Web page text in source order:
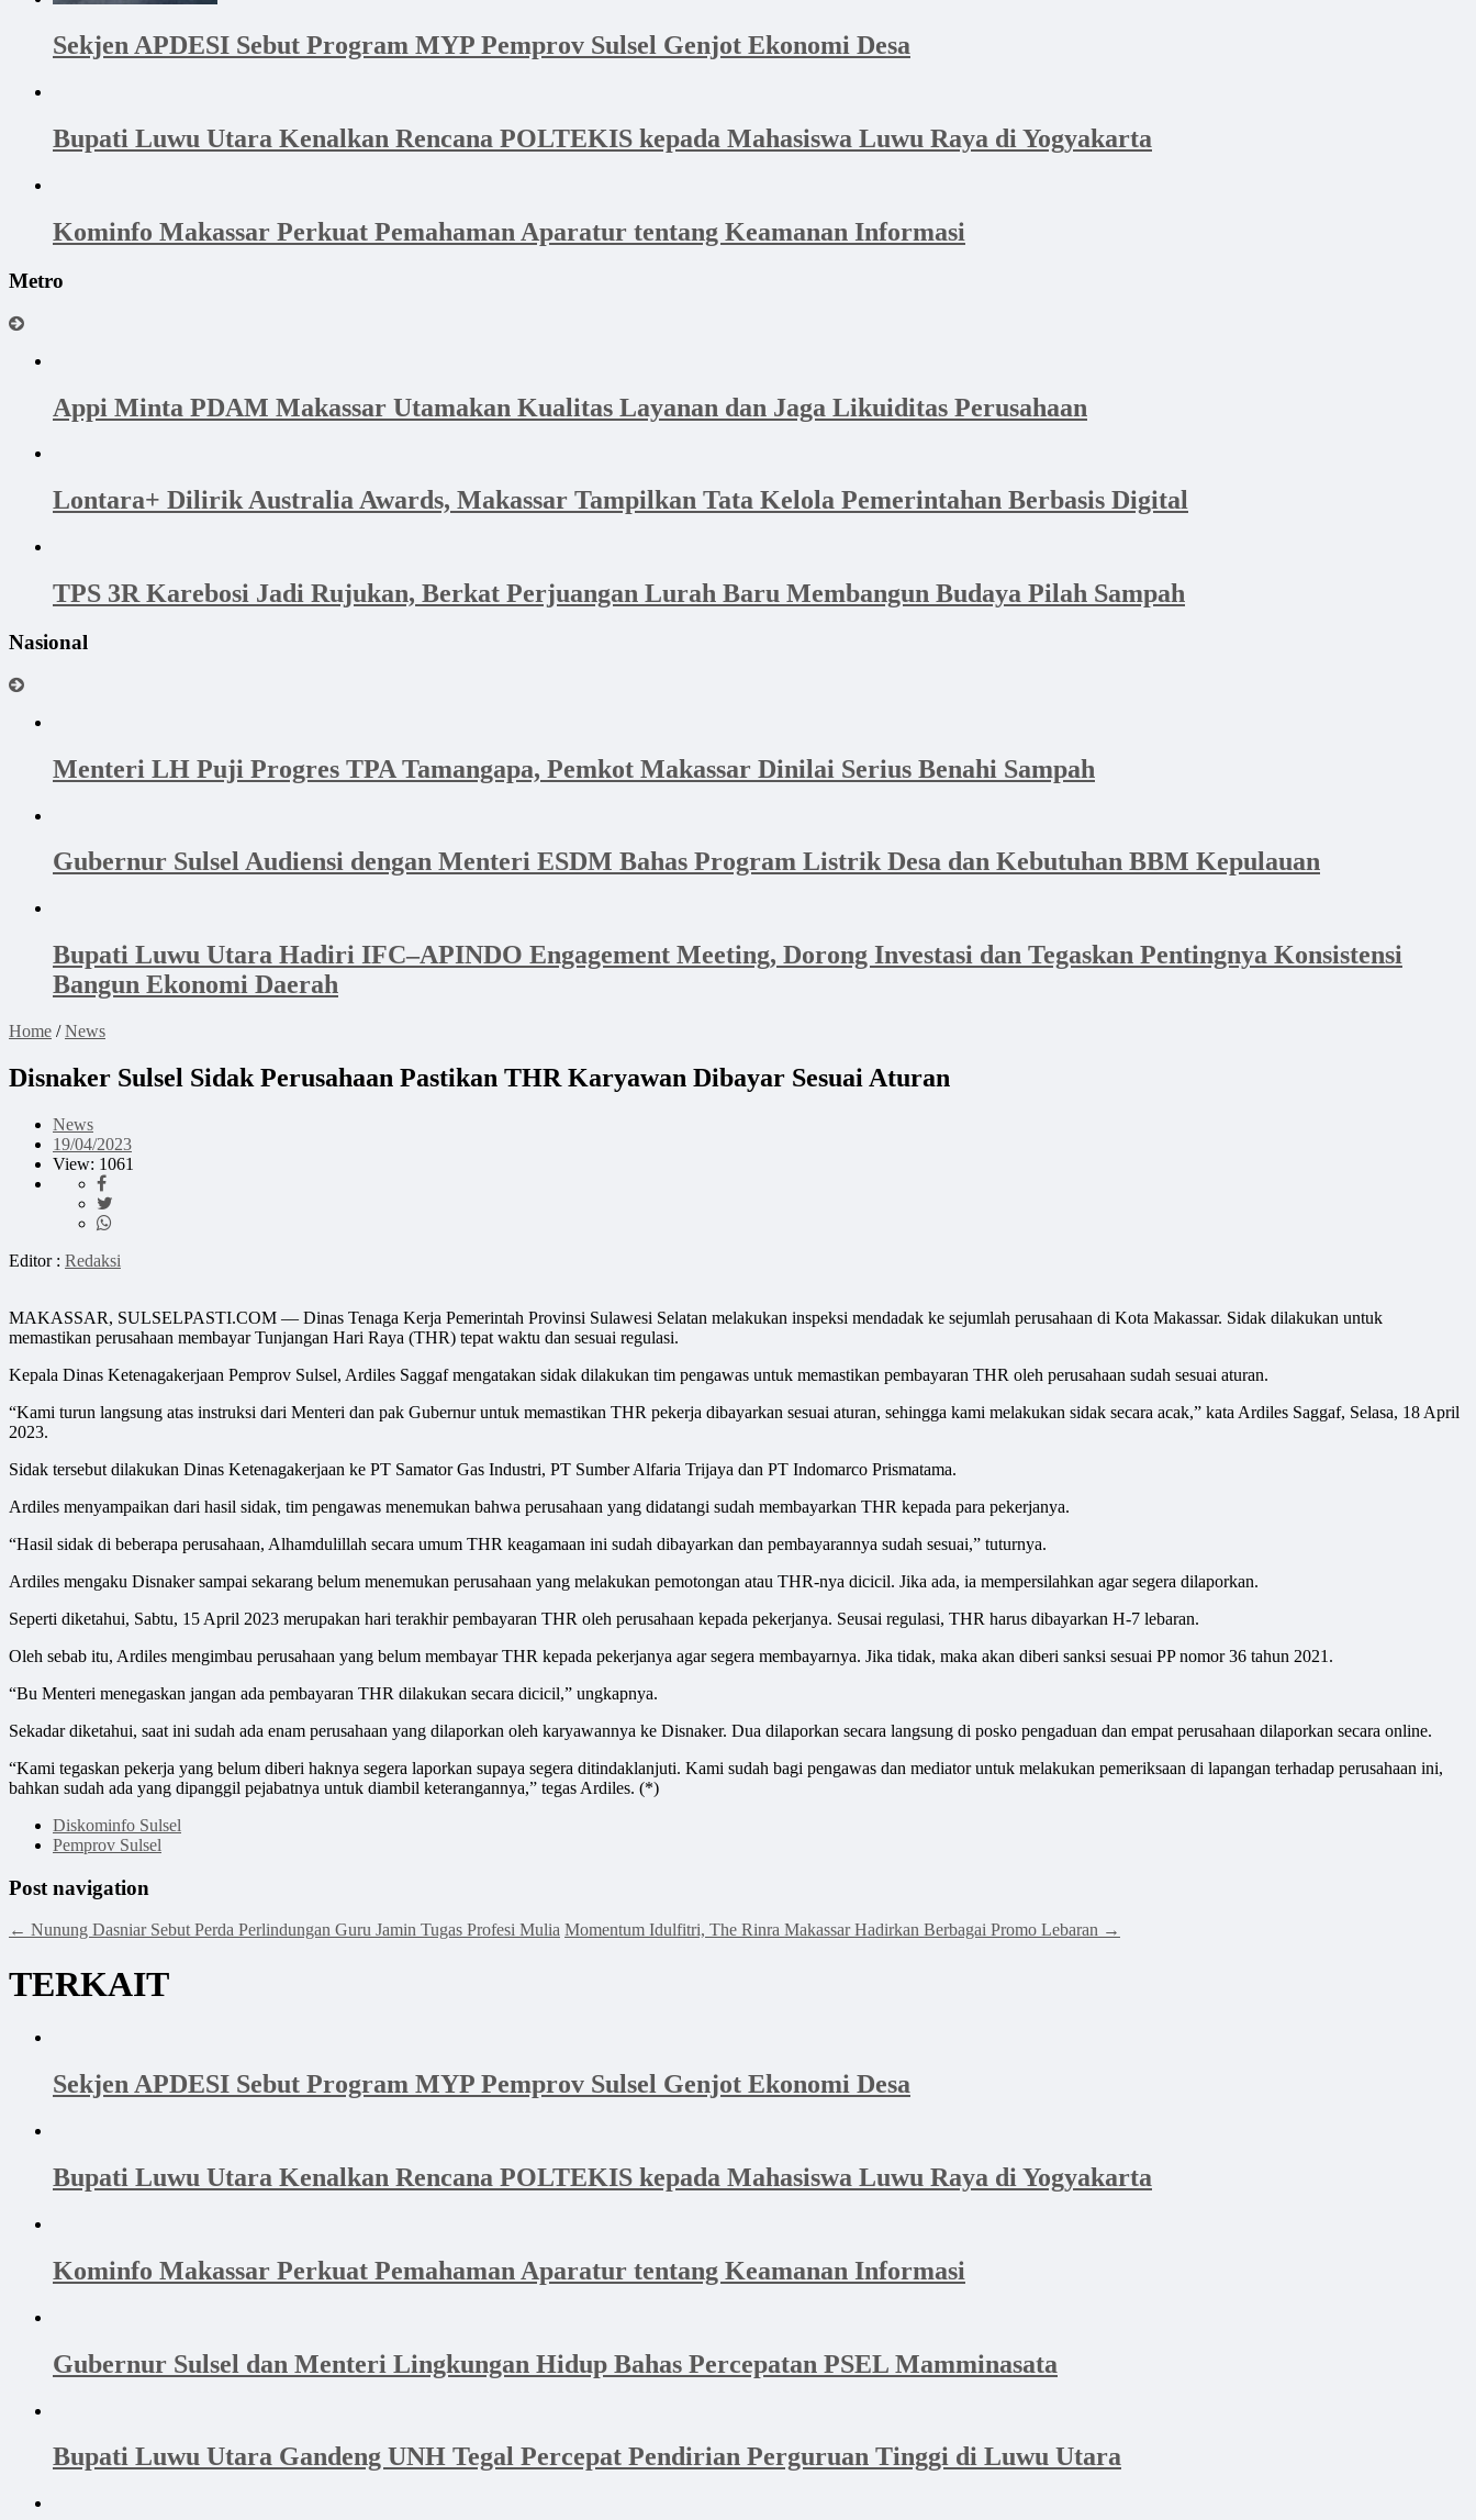
Sekjen APDESI Sebut Program MYP Pemprov Sulsel Genjot Ekonomi Desa
Bupati Luwu Utara Kenalkan Rencana POLTEKIS kepada Mahasiswa Luwu Raya di Yogyakarta
Kominfo Makassar Perkuat Pemahaman Aparatur tentang Keamanan Informasi
Metro
Appi Minta PDAM Makassar Utamakan Kualitas Layanan dan Jaga Likuiditas Perusahaan
Lontara+ Dilirik Australia Awards, Makassar Tampilkan Tata Kelola Pemerintahan Berbasis Digital
TPS 3R Karebosi Jadi Rujukan, Berkat Perjuangan Lurah Baru Membangun Budaya Pilah Sampah
Nasional
Menteri LH Puji Progres TPA Tamangapa, Pemkot Makassar Dinilai Serius Benahi Sampah
Gubernur Sulsel Audiensi dengan Menteri ESDM Bahas Program Listrik Desa dan Kebutuhan BBM Kepulauan
Bupati Luwu Utara Hadiri IFC–APINDO Engagement Meeting, Dorong Investasi dan Tegaskan Pentingnya Konsistensi
Bangun Ekonomi Daerah
Home /News
Disnaker Sulsel Sidak Perusahaan Pastikan THR Karyawan Dibayar Sesuai Aturan
News
19/04/2023
View: 1061
Editor : Redaksi
MAKASSAR, SULSELPASTI.COM — Dinas Tenaga Kerja Pemerintah Provinsi Sulawesi Selatan melakukan inspeksi mendadak ke sejumlah perusahaan di Kota Makassar. Sidak dilakukan untuk
memastikan perusahaan membayar Tunjangan Hari Raya (THR) tepat waktu dan sesuai regulasi.
Kepala Dinas Ketenagakerjaan Pemprov Sulsel, Ardiles Saggaf mengatakan sidak dilakukan tim pengawas untuk memastikan pembayaran THR oleh perusahaan sudah sesuai aturan.
“Kami turun langsung atas instruksi dari Menteri dan pak Gubernur untuk memastikan THR pekerja dibayarkan sesuai aturan, sehingga kami melakukan sidak secara acak,” kata Ardiles Saggaf, Selasa, 18 April
2023.
Sidak tersebut dilakukan Dinas Ketenagakerjaan ke PT Samator Gas Industri, PT Sumber Alfaria Trijaya dan PT Indomarco Prismatama.
Ardiles menyampaikan dari hasil sidak, tim pengawas menemukan bahwa perusahaan yang didatangi sudah membayarkan THR kepada para pekerjanya.
“Hasil sidak di beberapa perusahaan, Alhamdulillah secara umum THR keagamaan ini sudah dibayarkan dan pembayarannya sudah sesuai,” tuturnya.
Ardiles mengaku Disnaker sampai sekarang belum menemukan perusahaan yang melakukan pemotongan atau THR-nya dicicil. Jika ada, ia mempersilahkan agar segera dilaporkan.
Seperti diketahui, Sabtu, 15 April 2023 merupakan hari terakhir pembayaran THR oleh perusahaan kepada pekerjanya. Seusai regulasi, THR harus dibayarkan H-7 lebaran.
Oleh sebab itu, Ardiles mengimbau perusahaan yang belum membayar THR kepada pekerjanya agar segera membayarnya. Jika tidak, maka akan diberi sanksi sesuai PP nomor 36 tahun 2021.
“Bu Menteri menegaskan jangan ada pembayaran THR dilakukan secara dicicil,” ungkapnya.
Sekadar diketahui, saat ini sudah ada enam perusahaan yang dilaporkan oleh karyawannya ke Disnaker. Dua dilaporkan secara langsung di posko pengaduan dan empat perusahaan dilaporkan secara online.
“Kami tegaskan pekerja yang belum diberi haknya segera laporkan supaya segera ditindaklanjuti. Kami sudah bagi pengawas dan mediator untuk melakukan pemeriksaan di lapangan terhadap perusahaan ini,
bahkan sudah ada yang dipanggil pejabatnya untuk diambil keterangannya,” tegas Ardiles. (*)
Diskominfo Sulsel
Pemprov Sulsel
Post navigation
← Nunung Dasniar Sebut Perda Perlindungan Guru Jamin Tugas Profesi Mulia Momentum Idulfitri, The Rinra Makassar Hadirkan Berbagai Promo Lebaran →
TERKAIT
Sekjen APDESI Sebut Program MYP Pemprov Sulsel Genjot Ekonomi Desa
Bupati Luwu Utara Kenalkan Rencana POLTEKIS kepada Mahasiswa Luwu Raya di Yogyakarta
Kominfo Makassar Perkuat Pemahaman Aparatur tentang Keamanan Informasi
Gubernur Sulsel dan Menteri Lingkungan Hidup Bahas Percepatan PSEL Mamminasata
Bupati Luwu Utara Gandeng UNH Tegal Percepat Pendirian Perguruan Tinggi di Luwu Utara